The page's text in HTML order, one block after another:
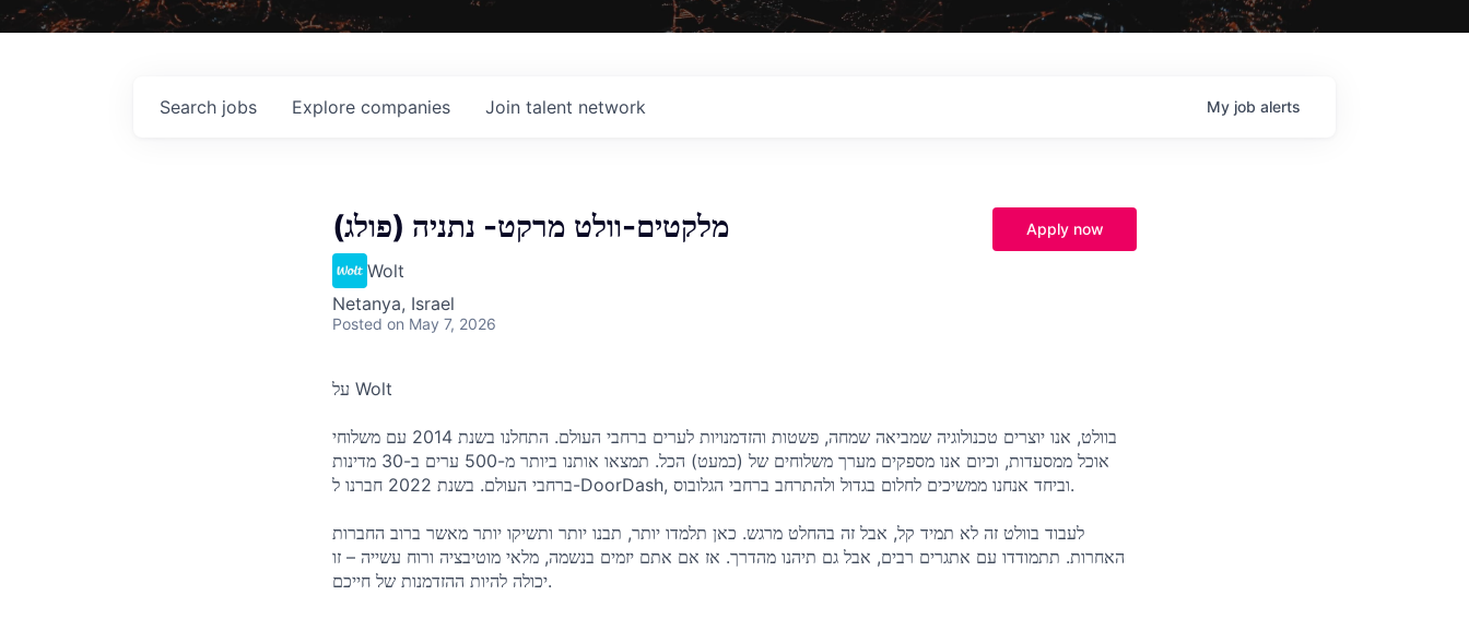
Search jobs Explore companies Join talent network My job alerts
מלקטים-וולט מרקט- נתניה (פולג)
Wolt
Netanya, Israel
Posted on May 7, 2026
Apply now
על Wolt
בוולט, אנו יוצרים טכנולוגיה שמביאה שמחה, פשטות והזדמנויות לערים ברחבי העולם. התחלנו בשנת 2014 עם משלוחי
אוכל ממסעדות, וכיום אנו מספקים מערך משלוחים של (כמעט) הכל. תמצאו אותנו ביותר מ-500 ערים ב-30 מדינות
ברחבי העולם. בשנת 2022 חברנו ל-DoorDash, וביחד אנחנו ממשיכים לחלום בגדול ולהתרחב ברחבי הגלובוס.
לעבוד בוולט זה לא תמיד קל, אבל זה בהחלט מרגש. כאן תלמדו יותר, תבנו יותר ותשיקו יותר מאשר ברוב החברות
האחרות. תתמודדו עם אתגרים רבים, אבל גם תיהנו מהדרך. אז אם אתם יזמים בנשמה, מלאי מוטיבציה ורוח עשייה – זו
יכולה להיות ההזדמנות של חייכם.